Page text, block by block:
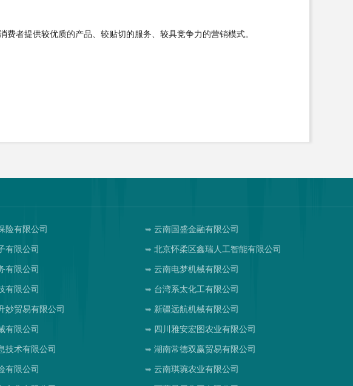
者提供较优质的产品、较贴切的服务、较具竞争力的营销模式。
险有限公司 云南国盛金融有限公司
有限公司 北京怀柔区鑫瑞人工智能有限公司
有限公司 云南电梦机械有限公司
有限公司 台湾系太化工有限公司
妙贸易有限公司 新疆远航机械有限公司
有限公司 四川雅安宏图农业有限公司
技术有限公司 湖南常德双赢贸易有限公司
有限公司 云南琪琬农业有限公司